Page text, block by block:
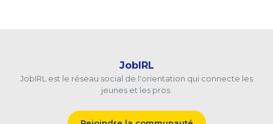
JobIRL
JobIRL est le réseau social de l'orientation qui connecte les
jeunes et les pros.